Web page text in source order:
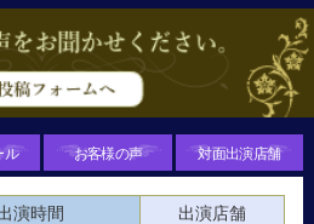
演時間
出演店舗
ル お客様の声 対面出演店舗